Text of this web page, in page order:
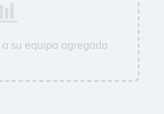
su equipo agregado